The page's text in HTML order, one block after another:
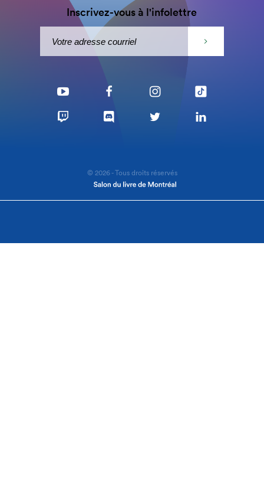
Inscrivez-vous à l'infolettre
© 2026 - Tous droits réservés